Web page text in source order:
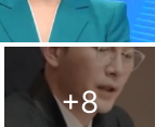
+8